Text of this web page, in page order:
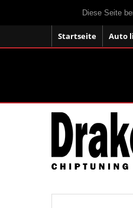
Diese Seite
Startseite Auto